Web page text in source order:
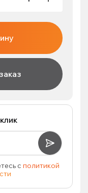
с политикой